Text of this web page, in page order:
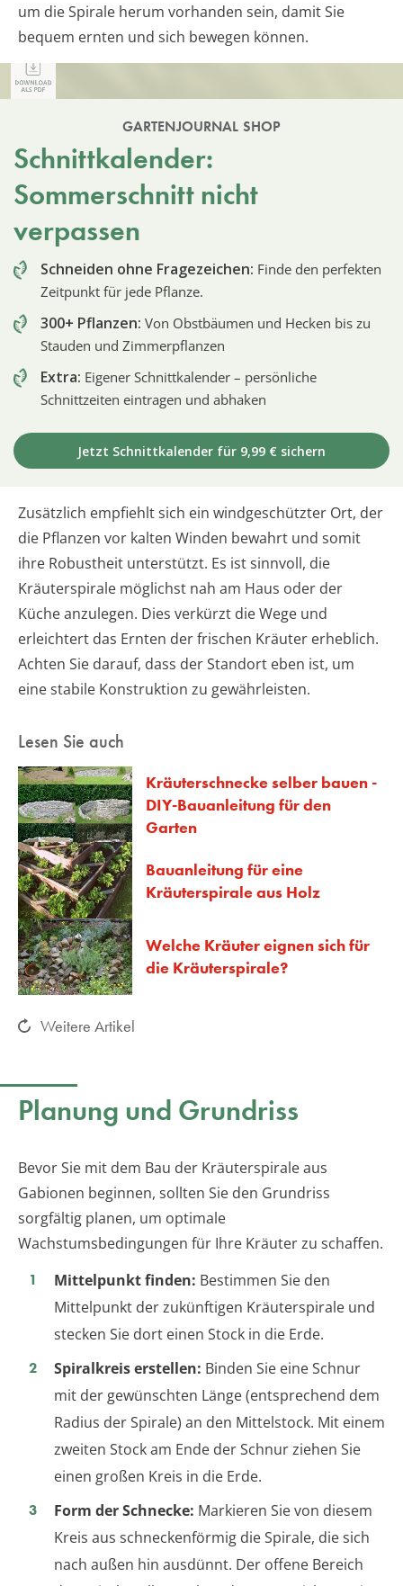
um die Spirale herum vorhanden sein, damit Sie
bequem ernten und sich bewegen können.
GARTENJOURNAL SHOP
Schnittkalender:
Sommerschnitt nicht
verpassen
Schneiden ohne Fragezeichen: Finde den perfekten
Zeitpunkt für jede Pflanze.
300+ Pflanzen: Von Obstbäumen und Hecken bis zu
Stauden und Zimmerpflanzen
Extra: Eigener Schnittkalender – persönliche
Schnittzeiten eintragen und abhaken
Jetzt Schnittkalender für 9,99 € sichern
Zusätzlich empfiehlt sich ein windgeschützter Ort, der
die Pflanzen vor kalten Winden bewahrt und somit
ihre Robustheit unterstützt. Es ist sinnvoll, die
Kräuterspirale möglichst nah am Haus oder der
Küche anzulegen. Dies verkürzt die Wege und
erleichtert das Ernten der frischen Kräuter erheblich.
Achten Sie darauf, dass der Standort eben ist, um
eine stabile Konstruktion zu gewährleisten.
Lesen Sie auch
Kräuterschnecke selber bauen -
DIY-Bauanleitung für den
Garten
Bauanleitung für eine
Kräuterspirale aus Holz
Welche Kräuter eignen sich für
die Kräuterspirale?
Weitere Artikel
Planung und Grundriss
Bevor Sie mit dem Bau der Kräuterspirale aus
Gabionen beginnen, sollten Sie den Grundriss
sorgfältig planen, um optimale
Wachstumsbedingungen für Ihre Kräuter zu schaffen.
Mittelpunkt finden: Bestimmen Sie den
Mittelpunkt der zukünftigen Kräuterspirale und
stecken Sie dort einen Stock in die Erde.
Spiralkreis erstellen: Binden Sie eine Schnur
mit der gewünschten Länge (entsprechend dem
Radius der Spirale) an den Mittelstock. Mit einem
zweiten Stock am Ende der Schnur ziehen Sie
einen großen Kreis in die Erde.
Form der Schnecke: Markieren Sie von diesem
Kreis aus schneckenförmig die Spirale, die sich
nach außen hin ausdünnt. Der offene Bereich